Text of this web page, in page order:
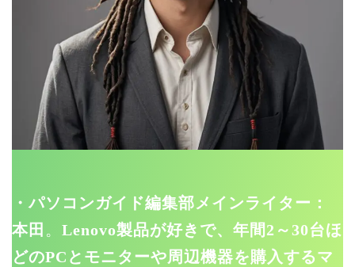
・パソコンガイド編集部メインライター：
本田 。 Lenovo製品が好きで、年間2～30台ほ
どのPCとモニターや周辺機器を購入するマ